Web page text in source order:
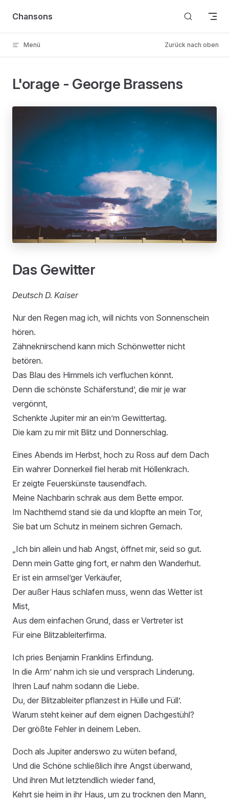
Skip to content
Chansons
Menü Zurück nach oben
L'orage - George Brassens
Das Gewitter
Deutsch D. Kaiser
Nur den Regen mag ich, will nichts von Sonnenschein
hören.
Zähneknirschend kann mich Schönwetter nicht
betören.
Das Blau des Himmels ich verfluchen könnt.
Denn die schönste Schäferstund’, die mir je war
vergönnt,
Schenkte Jupiter mir an ein’m Gewittertag.
Die kam zu mir mit Blitz und Donnerschlag.
Eines Abends im Herbst, hoch zu Ross auf dem Dach
Ein wahrer Donnerkeil fiel herab mit Höllenkrach.
Er zeigte Feuerskünste tausendfach.
Meine Nachbarin schrak aus dem Bette empor.
Im Nachthemd stand sie da und klopfte an mein Tor,
Sie bat um Schutz in meinem sichren Gemach.
„Ich bin allein und hab Angst, öffnet mir, seid so gut.
Denn mein Gatte ging fort, er nahm den Wanderhut.
Er ist ein armsel’ger Verkäufer,
Der außer Haus schlafen muss, wenn das Wetter ist
Mist,
Aus dem einfachen Grund, dass er Vertreter ist
Für eine Blitzableiterfirma.
Ich pries Benjamin Franklins Erfindung.
In die Arm’ nahm ich sie und versprach Linderung.
Ihren Lauf nahm sodann die Liebe.
Du, der Blitzableiter pflanzest in Hülle und Füll’.
Warum steht keiner auf dem eignen Dachgestühl?
Der größte Fehler in deinem Leben.
Doch als Jupiter anderswo zu wüten befand,
Und die Schöne schließlich ihre Angst überwand,
Und ihren Mut letztendlich wieder fand,
Kehrt sie heim in ihr Haus, um zu trocknen den Mann,